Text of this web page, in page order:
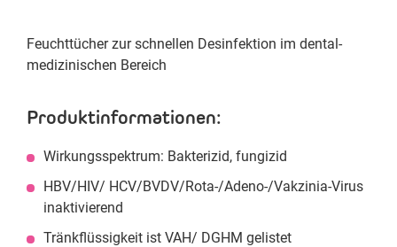
Feuchttücher zur schnellen Desinfektion im dental-
medizinischen Bereich
Produktinformationen:
Wirkungsspektrum: Bakterizid, fungizid
HBV/HIV/ HCV/BVDV/Rota-/Adeno-/Vakzinia-Virus
inaktivierend
Tränkflüssigkeit ist VAH/ DGHM gelistet